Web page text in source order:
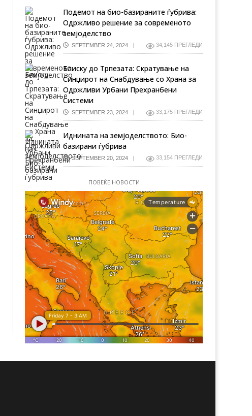
Подемот на био-базираните ѓубрива:
Одржливо решение за современото
земјоделство
SEPTEMBER 24, 2024 34,145 ПРЕГЛЕДИ
Блиску до Трпезата: Скратување на
Синџирот на Снабдување со Храна за
Одржливи Урбани Прехранбени
Системи
SEPTEMBER 23, 2024 33,175 ПРЕГЛЕДИ
Иднината на земјоделството: Био-
базирани ѓубрива
SEPTEMBER 20, 2024 33,154 ПРЕГЛЕДИ
ПОВЕЌЕ НОВОСТИ